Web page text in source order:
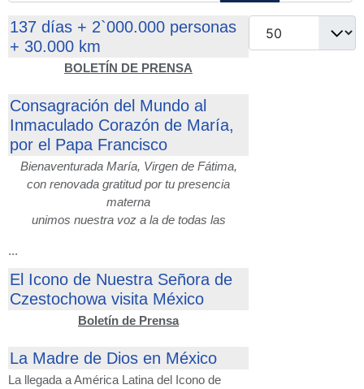
Cantidad
137 días + 2`000.000 personas
+ 30.000 km
BOLETÍN DE PRENSA
Consagración del Mundo al
Inmaculado Corazón de María,
por el Papa Francisco
Bienaventurada María, Virgen de Fátima,
con renovada gratitud por tu presencia
materna
unimos nuestra voz a la de todas las
...
El Icono de Nuestra Señora de
Czestochowa visita México
Boletín de Prensa
La Madre de Dios en México
La llegada a América Latina del Icono de